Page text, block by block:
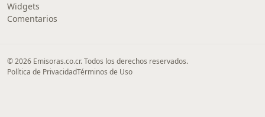
Widgets
Comentarios
© 2026 Emisoras.co.cr. Todos los derechos reservados.
Política de PrivacidadTérminos de Uso